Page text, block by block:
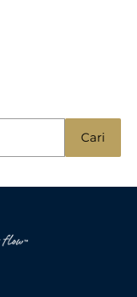
Cari